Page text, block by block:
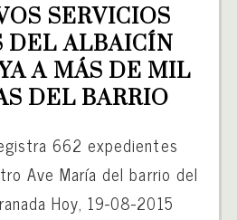
SERVICIOS
DEL ALBAICÍN
A MÁS DE MIL
DEL BARRIO
662 expedientes
Ave María del barrio del
Hoy, 19-08-2015